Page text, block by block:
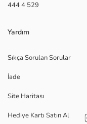
444 4 529
Yardım
Sıkça Sorulan Sorular
İade
Site Haritası
Hediye Kartı Satın Al